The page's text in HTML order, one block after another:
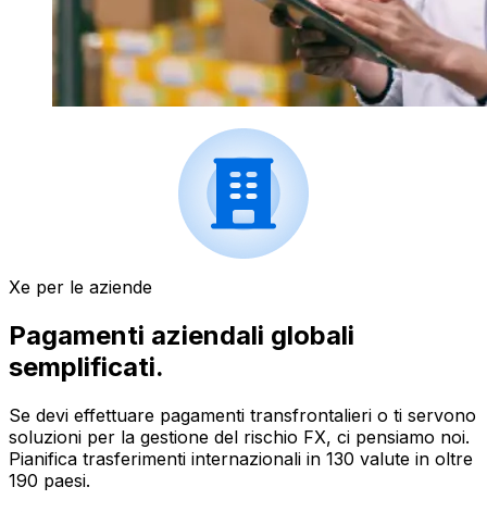
Xe per le aziende
Pagamenti aziendali globali
semplificati.
Se devi effettuare pagamenti transfrontalieri o ti servono
soluzioni per la gestione del rischio FX, ci pensiamo noi.
Pianifica trasferimenti internazionali in 130 valute in oltre
190 paesi.